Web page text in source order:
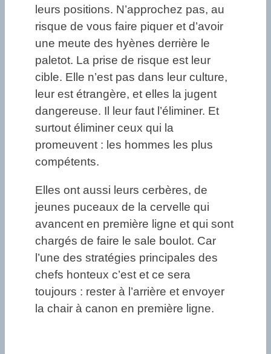
leurs positions. N’approchez pas, au
risque de vous faire piquer et d’avoir
une meute des hyènes derrière le
paletot. La prise de risque est leur
cible. Elle n’est pas dans leur culture,
leur est étrangère, et elles la jugent
dangereuse. Il leur faut l’éliminer. Et
surtout éliminer ceux qui la
promeuvent : les hommes les plus
compétents.
Elles ont aussi leurs cerbères, de
jeunes puceaux de la cervelle qui
avancent en première ligne et qui sont
chargés de faire le sale boulot. Car
l’une des stratégies principales des
chefs honteux c’est et ce sera
toujours : rester à l’arrière et envoyer
la chair à canon en première ligne.